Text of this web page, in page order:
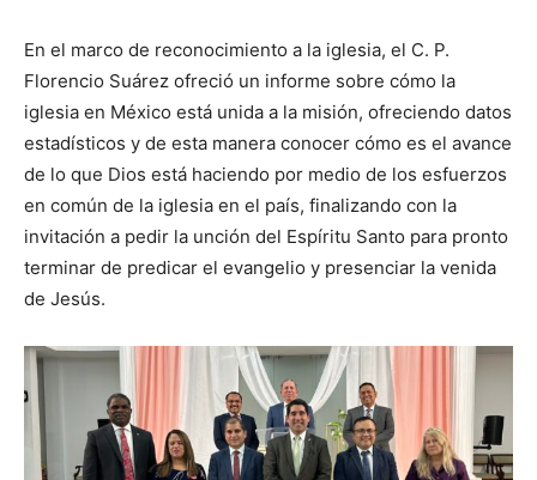
En el marco de reconocimiento a la iglesia, el C. P.
Florencio Suárez ofreció un informe sobre cómo la
iglesia en México está unida a la misión, ofreciendo datos
estadísticos y de esta manera conocer cómo es el avance
de lo que Dios está haciendo por medio de los esfuerzos
en común de la iglesia en el país, finalizando con la
invitación a pedir la unción del Espíritu Santo para pronto
terminar de predicar el evangelio y presenciar la venida
de Jesús.